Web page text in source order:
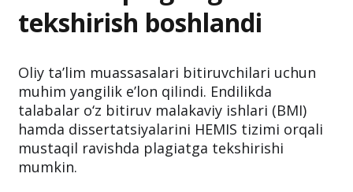
tekshirish boshlandi
Oliy ta’lim muassasalari bitiruvchilari uchun
muhim yangilik e’lon qilindi. Endilikda
talabalar o‘z bitiruv malakaviy ishlari (BMI)
hamda dissertatsiyalarini HEMIS tizimi orqali
mustaqil ravishda plagiatga tekshirishi
mumkin.